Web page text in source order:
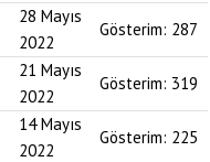
28 Mayıs
2022
Gösterim: 287
21 Mayıs
2022
Gösterim: 319
14 Mayıs
2022
Gösterim: 225